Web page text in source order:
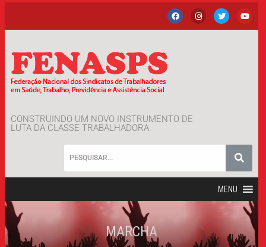
CONSTRUINDO UM NOVO INSTRUMENTO DE
LUTA DA CLASSE TRABALHADORA
MENU
MARCHA